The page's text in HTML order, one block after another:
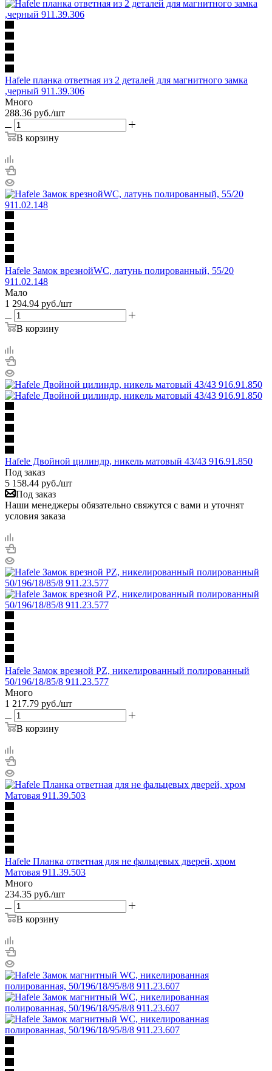
Hafele планка ответная из 2 деталей для магнитного замка
,черный 911.39.306
Много
288.36 руб./шт
В корзину
Hafele Замок врезнойWC, латунь полированный, 55/20
911.02.148
Мало
1 294.94 руб./шт
В корзину
Hafele Двойной цилиндр, никель матовый 43/43 916.91.850
Под заказ
5 158.44 руб./шт
Под заказ
Наши менеджеры обязательно свяжутся с вами и уточнят
условия заказа
Hafele Замок врезной PZ, никелированный полированный
50/196/18/85/8 911.23.577
Много
1 217.79 руб./шт
В корзину
Hafele Планка ответная для не фальцевых дверей, хром
Матовая 911.39.503
Много
234.35 руб./шт
В корзину